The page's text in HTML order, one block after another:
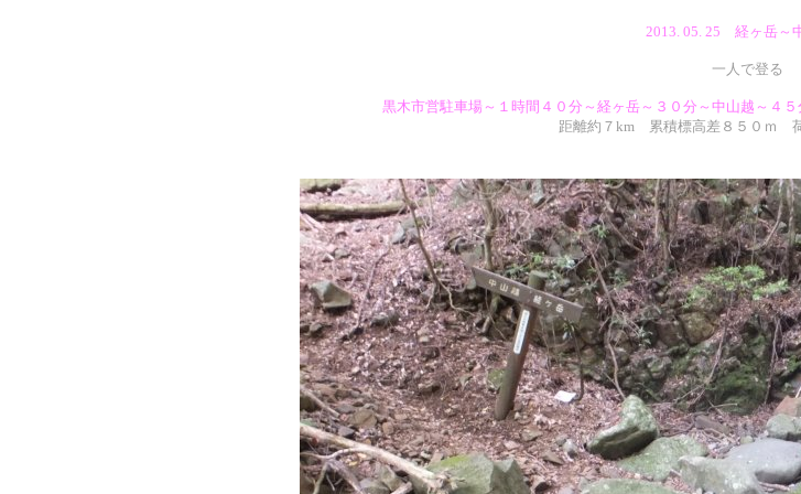
2013. 05. 25 経ヶ岳～
一人で登る
黒木市営駐車場 ～１時間４０分～経ヶ岳～３０分～中山越～４５
距離約７km 累積標高差８５０ｍ